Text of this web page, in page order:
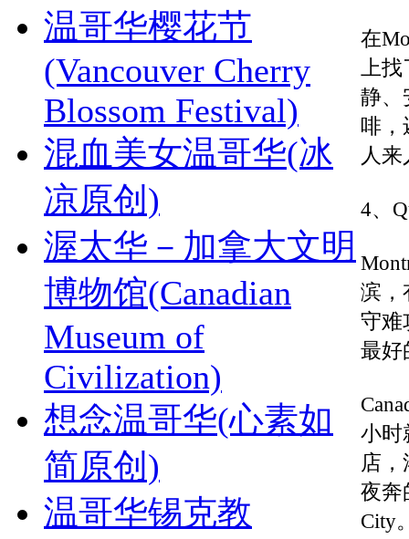
温哥华樱花节
(Vancouver Cherry
Blossom Festival)
混血美女温哥华(冰
凉原创)
渥太华－加拿大文明
博物馆(Canadian
Museum of
Civilization)
想念温哥华(心素如
简原创)
温哥华锡克教
在
上
静、
啡，
人
4、
滨，
守难
最好
小时
店
夜奔
City